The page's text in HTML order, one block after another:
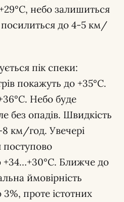
небо залишиться
до 4-5 км/
пік спеки:
покажуть до +35°С.
Небо буде
без опадів. Швидкість
8 км/год. Увечері
поступово
+34…+30°С. Ближче до
ймовірність
проте істотних